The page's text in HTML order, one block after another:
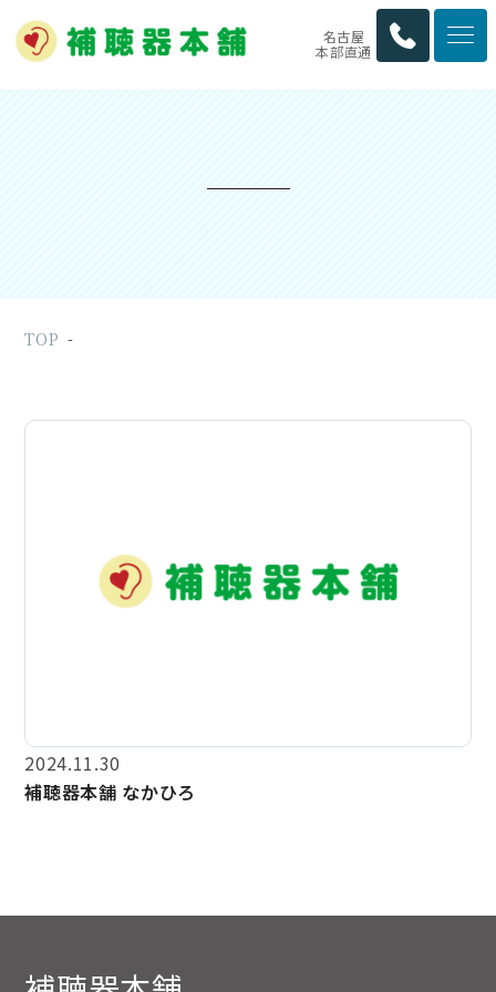
名古屋
本部直通
TOP
2024.11.30
補聴器本舗 なかひろ